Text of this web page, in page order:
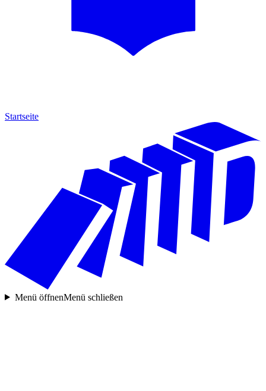
Startseite
Menü öffnenMenü schließen